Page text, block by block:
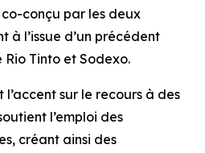
conçu par les deux
à l’issue d’un précédent
Tinto et Sodexo.
l’accent sur le recours à des
l’emploi des
créant ainsi des